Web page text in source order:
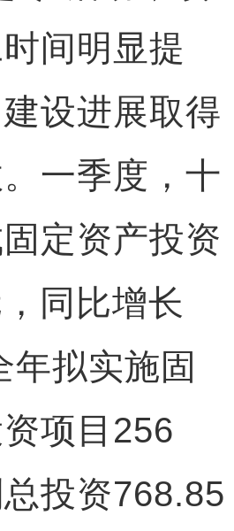
间明显提
设进展取得
一季度，十
定资产投资
同比增长
年拟实施固
项目256
投资768.85